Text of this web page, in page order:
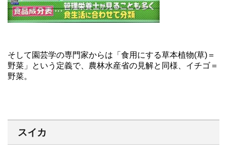
そして園芸学の専門家からは「食用にする草本植物(草)＝
野菜」という定義で、農林水産省の見解と同様、イチゴ＝
野菜。
スイカ